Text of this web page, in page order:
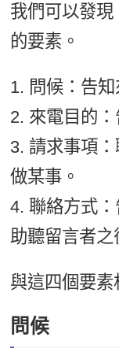
我們可以發
的要素。
1. 問候：告知
2. 來電目的
3. 請求事項
做某事。
4. 聯絡方式
助聽留言者之
與這四個要素
問候